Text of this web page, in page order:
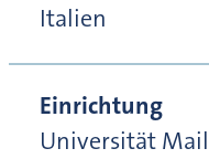
Italien
Einrichtung
Universität